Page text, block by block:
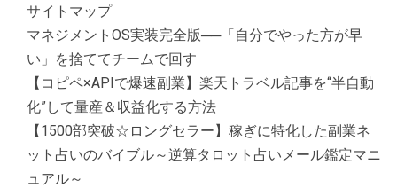
サイトマップ
マネジメントOS実装完全版──「自分でやった方が早
い」を捨ててチームで回す
【コピペ×APIで爆速副業】楽天トラベル記事を“半自動
化”して量産＆収益化する方法
【1500部突破☆ロングセラー】稼ぎに特化した副業ネ
ット占いのバイブル～逆算タロット占いメール鑑定マニ
ュアル～